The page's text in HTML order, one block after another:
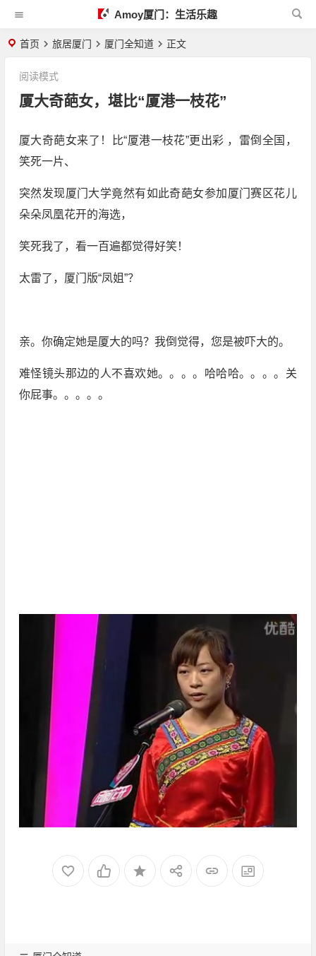
Amoy厦门：生活乐趣
首页 旅居厦门 厦门全知道 正文
厦大奇葩女，堪比“厦港一枝花”
阅读模式
厦大奇葩女来了！比“厦港一枝花”更出彩 ，雷倒全国，
笑死一片、
突然发现厦门大学竟然有如此奇葩女参加厦门赛区花儿
朵朵凤凰花开的海选，
笑死我了，看一百遍都觉得好笑！
太雷了，厦门版“凤姐”？
亲。你确定她是厦大的吗？我倒觉得，您是被吓大的。
难怪镜头那边的人不喜欢她。。。。哈哈哈。。。。关
你屁事。。。。。